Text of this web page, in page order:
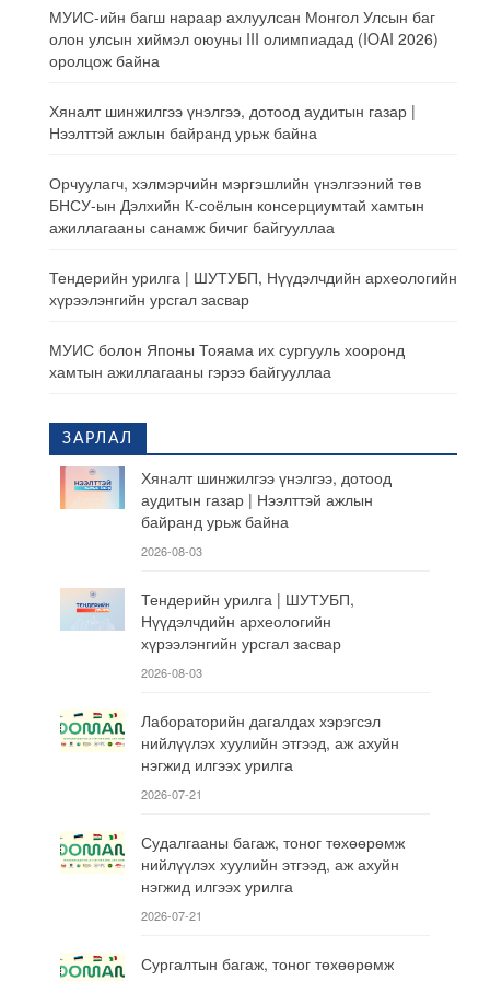
МУИС-ийн багш нараар ахлуулсан Монгол Улсын баг
олон улсын хиймэл оюуны III олимпиадад (IOAI 2026)
оролцож байна
Хяналт шинжилгээ үнэлгээ, дотоод аудитын газар |
Нээлттэй ажлын байранд урьж байна
Орчуулагч, хэлмэрчийн мэргэшлийн үнэлгээний төв
БНСУ-ын Дэлхийн К-соёлын консерциумтай хамтын
ажиллагааны санамж бичиг байгууллаа
Тендерийн урилга | ШУТУБП, Нүүдэлчдийн археологийн
хүрээлэнгийн урсгал засвар
МУИС болон Японы Тояама их сургууль хооронд
хамтын ажиллагааны гэрээ байгууллаа
ЗАРЛАЛ
Хяналт шинжилгээ үнэлгээ, дотоод
аудитын газар | Нээлттэй ажлын
байранд урьж байна
2026-08-03
Тендерийн урилга | ШУТУБП,
Нүүдэлчдийн археологийн
хүрээлэнгийн урсгал засвар
2026-08-03
Лабораторийн дагалдах хэрэгсэл
нийлүүлэх хуулийн этгээд, аж ахуйн
нэгжид илгээх урилга
2026-07-21
Судалгааны багаж, тоног төхөөрөмж
нийлүүлэх хуулийн этгээд, аж ахуйн
нэгжид илгээх урилга
2026-07-21
Сургалтын багаж, тоног төхөөрөмж